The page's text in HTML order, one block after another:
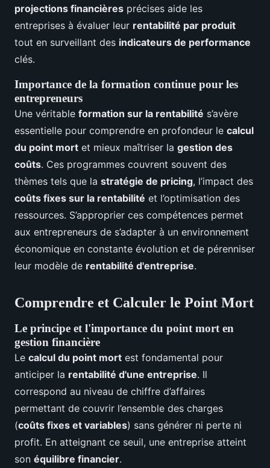
projections financières précises aide les
entreprises à évaluer leur rentabilité par produit
tout en surveillant des indicateurs de performance
clés.
Importance de la formation continue pour les
entrepreneurs
Une véritable formation sur la rentabilité s’avère
essentielle pour comprendre en profondeur le calcul
du point mort et mieux maîtriser la gestion des
coûts. Ces programmes couvrent souvent des
thèmes tels que la stratégie de pricing, l’impact des
coûts fixes sur la rentabilité et l’optimisation des
ressources. S’approprier ces compétences permet
aux entrepreneurs de s’adapter à un environnement
économique en constante évolution et de pérenniser
leur modèle de rentabilité d'entreprise.
Comprendre et Calculer le Point Mort
Le principe et l'importance du point mort en
gestion financière
Le calcul du point mort est fondamental pour
anticiper la rentabilité d'une entreprise. Il
correspond au niveau de chiffre d’affaires
permettant de couvrir l’ensemble des charges
(coûts fixes et variables) sans générer ni perte ni
profit. En atteignant ce seuil, une entreprise atteint
son équilibre financier.